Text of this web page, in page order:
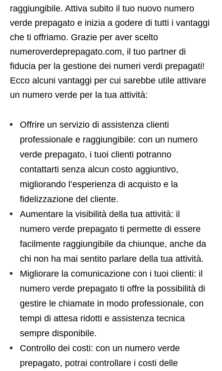
raggiungibile. Attiva subito il tuo nuovo numero
verde prepagato e inizia a godere di tutti i vantaggi
che ti offriamo. Grazie per aver scelto
numeroverdeprepagato.com, il tuo partner di
fiducia per la gestione dei numeri verdi prepagati!
Ecco alcuni vantaggi per cui sarebbe utile attivare
un numero verde per la tua attività:
Offrire un servizio di assistenza clienti
professionale e raggiungibile: con un numero
verde prepagato, i tuoi clienti potranno
contattarti senza alcun costo aggiuntivo,
migliorando l’esperienza di acquisto e la
fidelizzazione del cliente.
Aumentare la visibilità della tua attività: il
numero verde prepagato ti permette di essere
facilmente raggiungibile da chiunque, anche da
chi non ha mai sentito parlare della tua attività.
Migliorare la comunicazione con i tuoi clienti: il
numero verde prepagato ti offre la possibilità di
gestire le chiamate in modo professionale, con
tempi di attesa ridotti e assistenza tecnica
sempre disponibile.
Controllo dei costi: con un numero verde
prepagato, potrai controllare i costi delle